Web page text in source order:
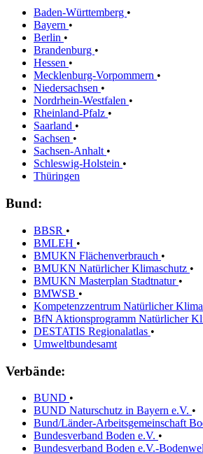
Baden-Württemberg •
Bayern •
Berlin •
Brandenburg •
Hessen •
Mecklenburg-Vorpommern •
Niedersachsen •
Nordrhein-Westfalen •
Rheinland-Pfalz •
Saarland •
Sachsen •
Sachsen-Anhalt •
Schleswig-Holstein •
Thüringen
Bund:
BBSR •
BMLEH •
BMUKN Flächenverbrauch •
BMUKN Natürlicher Klimaschutz •
BMUKN Masterplan Stadtnatur •
BMWSB •
Kompetenzzentrum Natürlicher
BfN Aktionsprogramm Natürlicher
DESTATIS Regionalatlas •
Umweltbundesamt
Verbände:
BUND •
BUND Naturschutz in Bayern e.V. •
Bund/Länder-Arbeitsgemeinschaft
Bundesverband Boden e.V. •
Bundesverband Boden e.V.-